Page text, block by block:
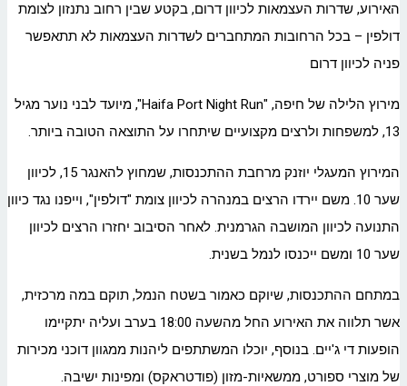
האירוע, שדרות העצמאות לכיוון דרום, בקטע שבין רחוב נתנזון לצומת
דולפין – בכל הרחובות המתחברים לשדרות העצמאות לא תתאפשר
פניה לכיוון דרום
מירוץ הלילה של חיפה, "Haifa Port Night Run", מיועד לבני נוער מגיל
13, למשפחות ולרצים מקצועיים שיתחרו על התוצאה הטובה ביותר.
המירוץ המעגלי יוזנק מרחבת ההתכנסות, שמחוץ להאנגר 15, לכיוון
שער 10. משם יירדו הרצים במנהרה לכיוון צומת "דולפין", וייפנו נגד כיוון
התנועה לכיוון המושבה הגרמנית. לאחר הסיבוב יחזרו הרצים לכיוון
שער 10 ומשם ייכנסו לנמל בשנית.
במתחם ההתכנסות, שיוקם כאמור בשטח הנמל, תוקם במה מרכזית,
אשר תלווה את האירוע החל מהשעה 18:00 בערב ועליה יתקיימו
הופעות די ג'יים. בנוסף, יוכלו המשתתפים ליהנות ממגוון דוכני מכירות
של מוצרי ספורט, ממשאיות-מזון (פודטראקס) ומפינות ישיבה.